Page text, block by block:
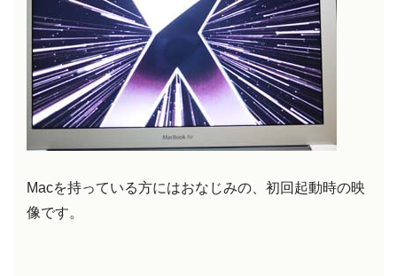
Macを持っている方にはおなじみの、初回起動時の映
像です。